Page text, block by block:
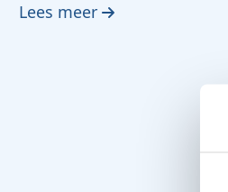
Lees meer